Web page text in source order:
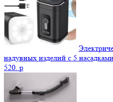
надувных изделий с 5
520. p